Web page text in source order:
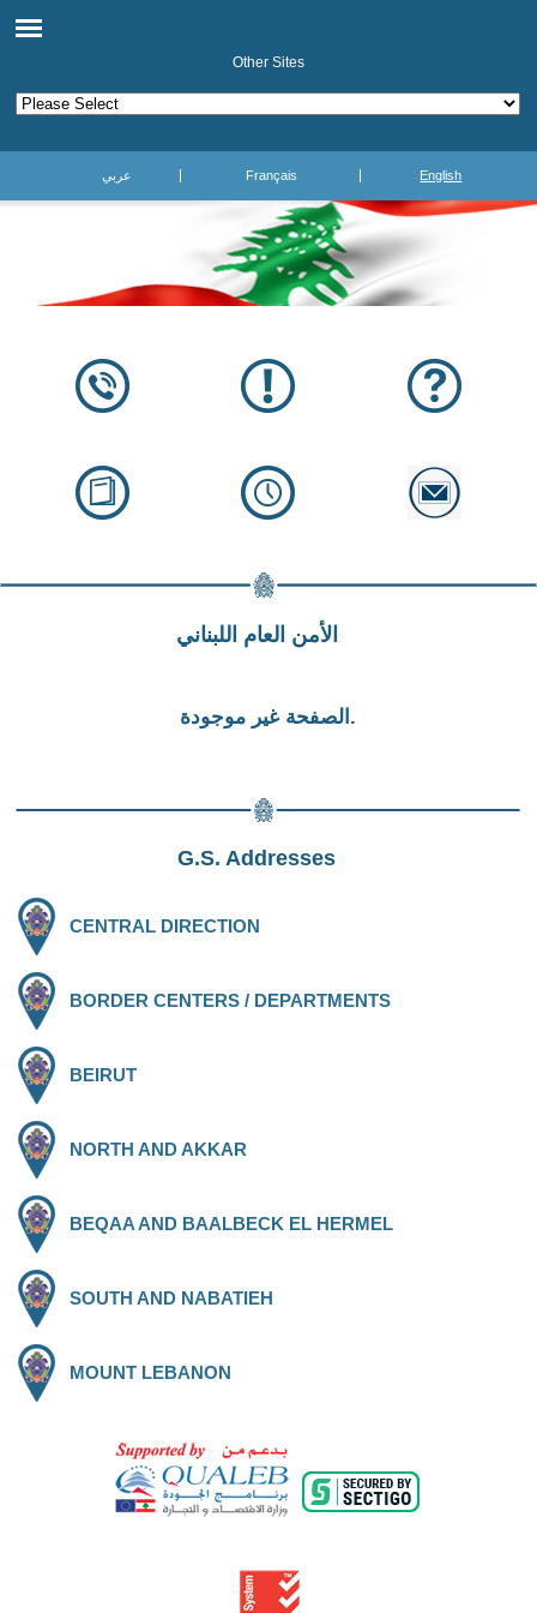
Other Sites
عربي Français English
الأمن العام اللبناني
الصفحة غير موجودة.
G.S. Addresses
CENTRAL DIRECTION
BORDER CENTERS / DEPARTMENTS
BEIRUT
NORTH AND AKKAR
BEQAA AND BAALBECK EL HERMEL
SOUTH AND NABATIEH
MOUNT LEBANON